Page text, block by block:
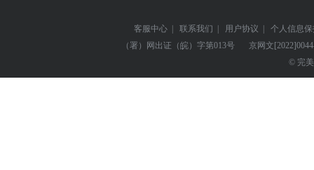
客服中心 | 联系我们 | 用户协议 |
个人信息
（署）网出证（皖）字第013号
京网文
© 完美